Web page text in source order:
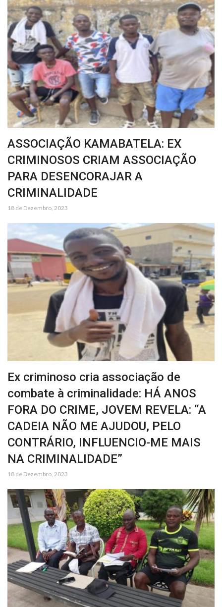
ASSOCIAÇÃO KAMABATELA: EX
CRIMINOSOS CRIAM ASSOCIAÇÃO
PARA DESENCORAJAR A
CRIMINALIDADE
18 de Dezembro, 2023
Ex criminoso cria associação de
combate à criminalidade: HÁ ANOS
FORA DO CRIME, JOVEM REVELA: “A
CADEIA NÃO ME AJUDOU, PELO
CONTRÁRIO, INFLUENCIO-ME MAIS
NA CRIMINALIDADE”
18 de Dezembro, 2023